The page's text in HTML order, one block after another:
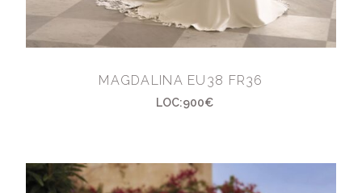
MAGDALINA EU38 FR36
LOC:900€